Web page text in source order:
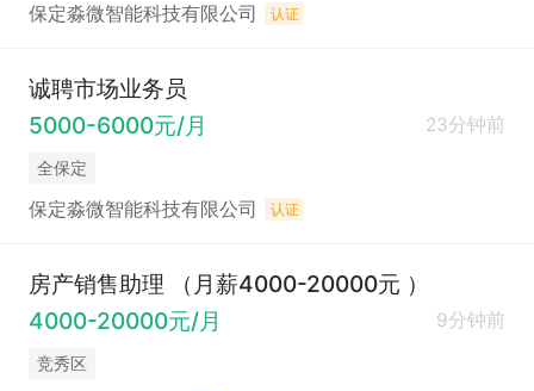
保定淼微智能科技有限公司 认证
诚聘市场业务员
5000-6000元/月
23分钟前
全保定
保定淼微智能科技有限公司 认证
房产销售助理 （月薪4000-20000元 ）
4000-20000元/月
9分钟前
竞秀区